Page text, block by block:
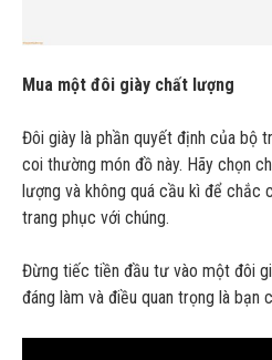
Mua một đôi giày chất lượng
Đôi giày là phần quyết định của bộ
coi thường món đồ này. Hãy chọn
lượng và không quá cầu kì để chắc
trang phục với chúng.
Đừng tiếc tiền đầu tư vào một đôi
đáng làm và điều quan trọng là bạn